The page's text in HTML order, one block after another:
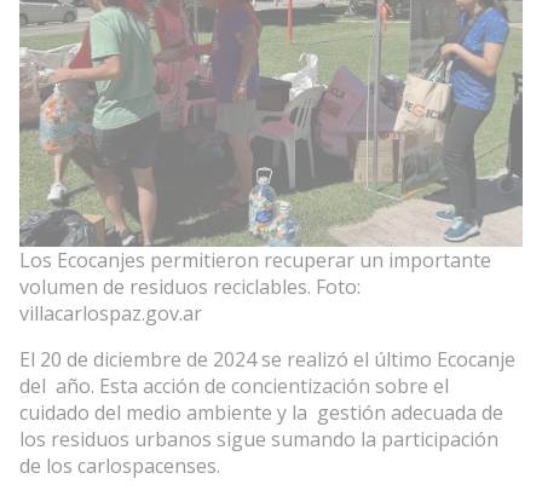
Los Ecocanjes permitieron recuperar un importante
volumen de residuos reciclables. Foto:
villacarlospaz.gov.ar
El 20 de diciembre de 2024 se realizó el último Ecocanje
del año. Esta acción de concientización sobre el
cuidado del medio ambiente y la gestión adecuada de
los residuos urbanos sigue sumando la participación
de los carlospacenses.